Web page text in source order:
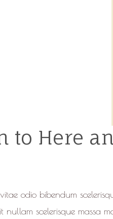
to Here
odio bibendum
nullam scelerisque massa